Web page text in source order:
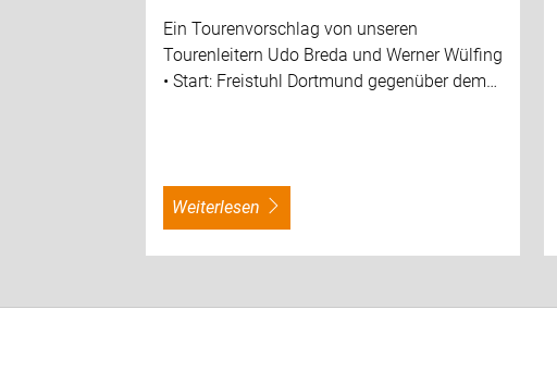
Ein Tourenvorschlag von unseren
Tourenleitern Udo Breda und Werner Wülfing
• Start: Freistuhl Dortmund gegenüber dem…
weiterlesen